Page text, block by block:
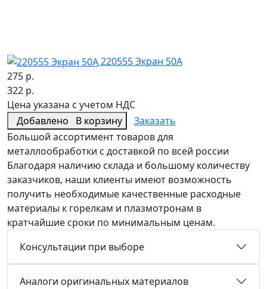
220555 Экран 50А
275 р.
322 р.
Цена указана с учетом НДС
Добавлено
В корзину
Заказать
Большой ассортимент товаров для
металлообработки с доставкой по всей россии
Благодаря наличию склада и большому количеству
заказчиков, наши клиенты имеют возможность
получить необходимые качественные расходные
материалы к горелкам и плазмотронам в
кратчайшие сроки по минимальным ценам.
Консультации при выборе
Аналоги оригинальных материалов